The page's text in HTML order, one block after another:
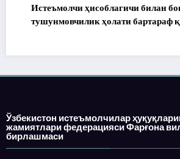
Истеъмолчи ҳисоблагичи билан боғлиқ
тушунмовчилик ҳолати бартараф
Ўзбекистон истеъмолчилар
жамиятлари федерацияси Фарғона
бирлашмаси